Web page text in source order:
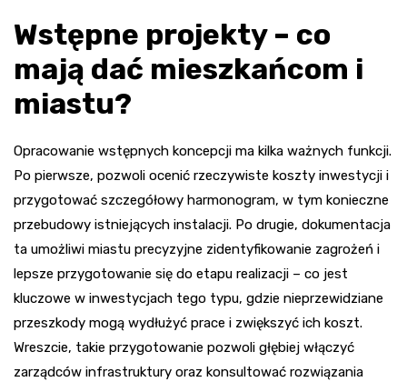
Wstępne projekty – co
mają dać mieszkańcom i
miastu?
Opracowanie wstępnych koncepcji ma kilka ważnych funkcji.
Po pierwsze, pozwoli ocenić rzeczywiste koszty inwestycji i
przygotować szczegółowy harmonogram, w tym konieczne
przebudowy istniejących instalacji. Po drugie, dokumentacja
ta umożliwi miastu precyzyjne zidentyfikowanie zagrożeń i
lepsze przygotowanie się do etapu realizacji – co jest
kluczowe w inwestycjach tego typu, gdzie nieprzewidziane
przeszkody mogą wydłużyć prace i zwiększyć ich koszt.
Wreszcie, takie przygotowanie pozwoli głębiej włączyć
zarządców infrastruktury oraz konsultować rozwiązania